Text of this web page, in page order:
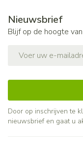
Nieuwsbrief
Blijf op de hoogte
Door op inschrijven te
nieuwsbrief en gaat u